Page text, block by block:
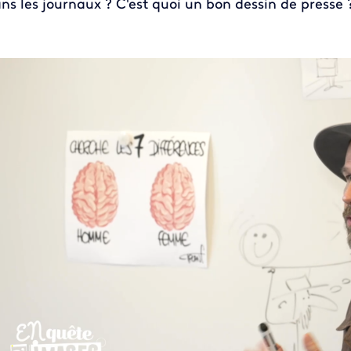
les journaux ? C'est quoi un bon dessin de presse